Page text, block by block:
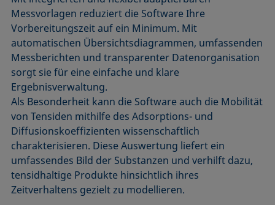
Messvorlagen reduziert die Software Ihre
Vorbereitungszeit auf ein Minimum. Mit
automatischen Übersichtsdiagrammen, umfassenden
Messberichten und transparenter Datenorganisation
sorgt sie für eine einfache und klare
Ergebnisverwaltung.
Als Besonderheit kann die Software auch die Mobilität
von Tensiden mithilfe des Adsorptions- und
Diffusionskoeffizienten wissenschaftlich
charakterisieren. Diese Auswertung liefert ein
umfassendes Bild der Substanzen und verhilft dazu,
tensidhaltige Produkte hinsichtlich ihres
Zeitverhaltens gezielt zu modellieren.